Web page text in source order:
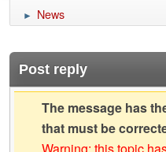
► News
Post reply
The message has
that must be